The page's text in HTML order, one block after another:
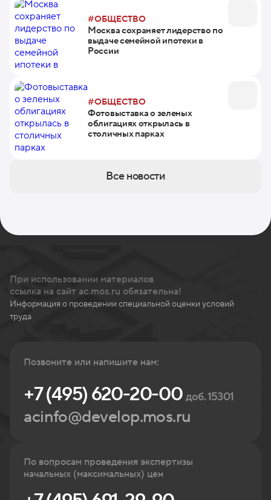
#ОБЩЕСТВО
Москва сохраняет лидерство по
выдаче семейной ипотеки в
России
#ОБЩЕСТВО
Фотовыставка о зеленых
облигациях открылась в
столичных парках
Все новости
При использовании материалов
ссылка на сайт ac.mos.ru обязательна!
Информация о проведении специальной оценки условий
труда
Позвоните или напишите нам:
+7 (495) 620-20-00доб. 15301
acinfo@develop.mos.ru
По вопросам проведения экспертизы
начальных (максимальных) цен